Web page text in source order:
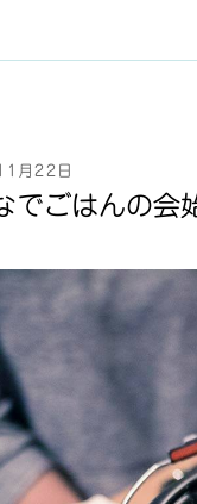
月22日
でごはんの会